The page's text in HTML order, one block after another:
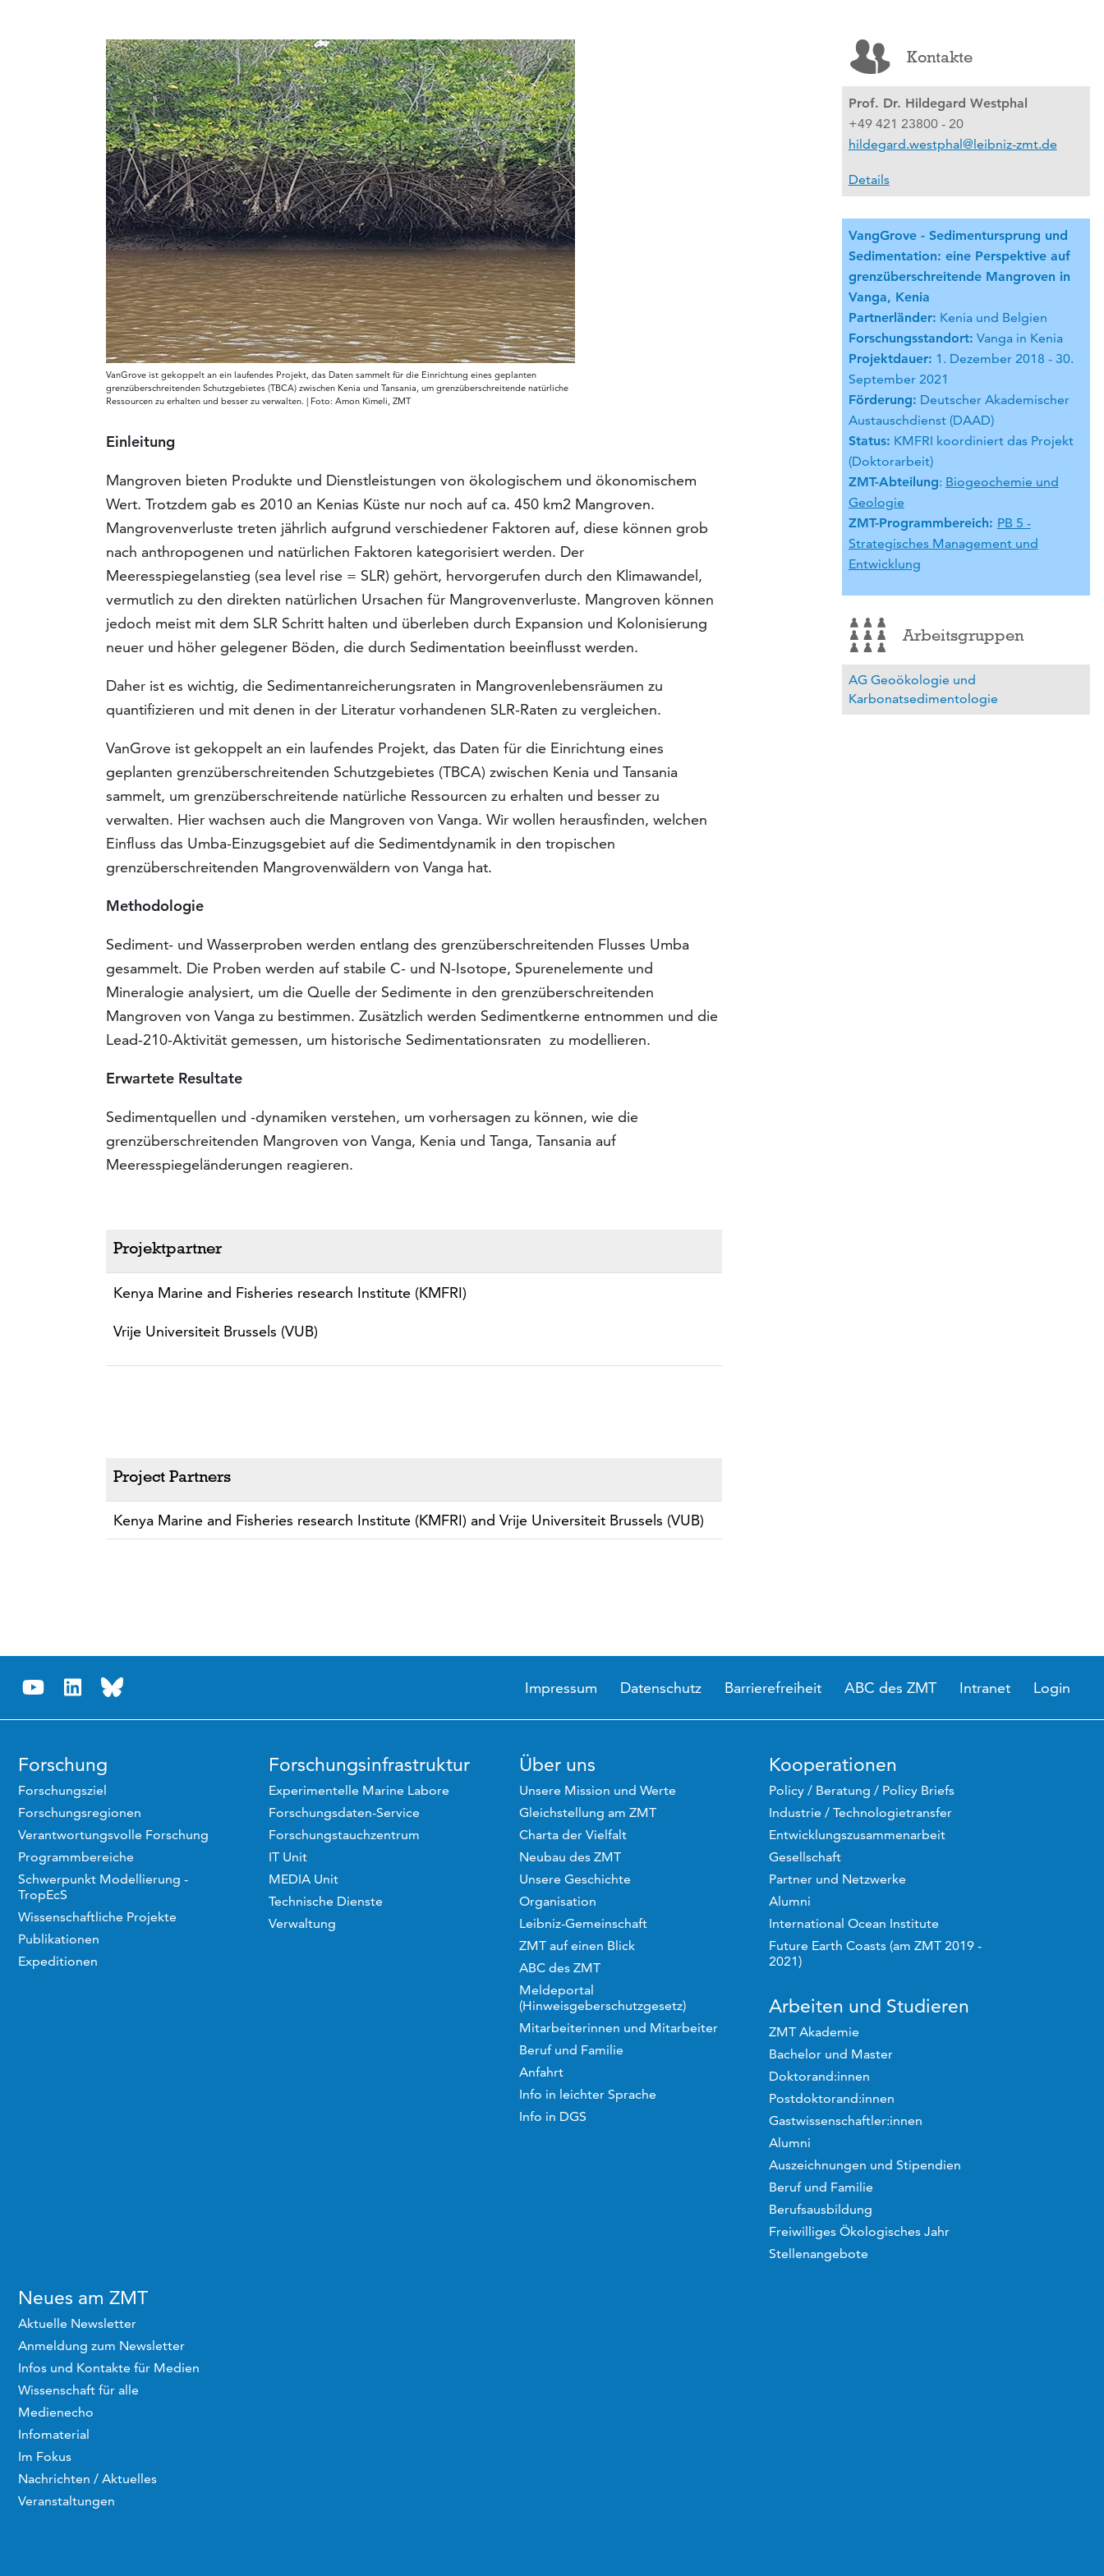
VanGrove ist gekoppelt an ein laufendes Projekt, das Daten sammelt für die Einrichtung eines geplanten
grenzüberschreitenden Schutzgebietes (TBCA) zwischen Kenia und Tansania, um grenzüberschreitende natürliche
Ressourcen zu erhalten und besser zu verwalten. | Foto: Amon Kimeli, ZMT
Einleitung
Mangroven bieten Produkte und Dienstleistungen von ökologischem und ökonomischem
Wert. Trotzdem gab es 2010 an Kenias Küste nur noch auf ca. 450 km2 Mangroven.
Mangrovenverluste treten jährlich aufgrund verschiedener Faktoren auf, diese können grob
nach anthropogenen und natürlichen Faktoren kategorisiert werden. Der
Meeresspiegelanstieg (sea level rise = SLR) gehört, hervorgerufen durch den Klimawandel,
vermutlich zu den direkten natürlichen Ursachen für Mangrovenverluste. Mangroven können
jedoch meist mit dem SLR Schritt halten und überleben durch Expansion und Kolonisierung
neuer und höher gelegener Böden, die durch Sedimentation beeinflusst werden.
Daher ist es wichtig, die Sedimentanreicherungsraten in Mangrovenlebensräumen zu
quantifizieren und mit denen in der Literatur vorhandenen SLR-Raten zu vergleichen.
VanGrove ist gekoppelt an ein laufendes Projekt, das Daten für die Einrichtung eines
geplanten grenzüberschreitenden Schutzgebietes (TBCA) zwischen Kenia und Tansania
sammelt, um grenzüberschreitende natürliche Ressourcen zu erhalten und besser zu
verwalten. Hier wachsen auch die Mangroven von Vanga. Wir wollen herausfinden, welchen
Einfluss das Umba-Einzugsgebiet auf die Sedimentdynamik in den tropischen
grenzüberschreitenden Mangrovenwäldern von Vanga hat.
Methodologie
Sediment- und Wasserproben werden entlang des grenzüberschreitenden Flusses Umba
gesammelt. Die Proben werden auf stabile C- und N-Isotope, Spurenelemente und
Mineralogie analysiert, um die Quelle der Sedimente in den grenzüberschreitenden
Mangroven von Vanga zu bestimmen. Zusätzlich werden Sedimentkerne entnommen und die
Lead-210-Aktivität gemessen, um historische Sedimentationsraten zu modellieren.
Erwartete Resultate
Sedimentquellen und -dynamiken verstehen, um vorhersagen zu können, wie die
grenzüberschreitenden Mangroven von Vanga, Kenia und Tanga, Tansania auf
Meeresspiegeländerungen reagieren.
Projektpartner
Kenya Marine and Fisheries research Institute (KMFRI)
Vrije Universiteit Brussels (VUB)
Project Partners
Kenya Marine and Fisheries research Institute (KMFRI) and Vrije Universiteit Brussels (VUB)
Kontakte
Prof. Dr. Hildegard Westphal
+49 421 23800 - 20
hildegard.westphal@leibniz-zmt.de
Details
VangGrove - Sedimentursprung und
Sedimentation: eine Perspektive auf
grenzüberschreitende Mangroven in
Vanga, Kenia
Partnerländer: Kenia und Belgien
Forschungsstandort: Vanga in Kenia
Projektdauer: 1. Dezember 2018 - 30.
September 2021
Förderung: Deutscher Akademischer
Austauschdienst (DAAD)
Status: KMFRI koordiniert das Projekt
(Doktorarbeit)
ZMT-Abteilung: Biogeochemie und
Geologie
ZMT-Programmbereich: PB 5 -
Strategisches Management und
Entwicklung
Arbeitsgruppen
AG Geoökologie und
Karbonatsedimentologie
Impressum Datenschutz Barrierefreiheit ABC des ZMT Intranet Login
Forschung
Forschungsziel
Forschungsregionen
Verantwortungsvolle Forschung
Programmbereiche
Schwerpunkt Modellierung -
TropEcS
Wissenschaftliche Projekte
Publikationen
Expeditionen
Forschungsinfrastruktur
Experimentelle Marine Labore
Forschungsdaten-Service
Forschungstauchzentrum
IT Unit
MEDIA Unit
Technische Dienste
Verwaltung
Über uns
Unsere Mission und Werte
Gleichstellung am ZMT
Charta der Vielfalt
Neubau des ZMT
Unsere Geschichte
Organisation
Leibniz-Gemeinschaft
ZMT auf einen Blick
ABC des ZMT
Meldeportal
(Hinweisgeberschutzgesetz)
Mitarbeiterinnen und Mitarbeiter
Beruf und Familie
Anfahrt
Info in leichter Sprache
Info in DGS
Kooperationen
Policy / Beratung / Policy Briefs
Industrie / Technologietransfer
Entwicklungszusammenarbeit
Gesellschaft
Partner und Netzwerke
Alumni
International Ocean Institute
Future Earth Coasts (am ZMT 2019 -
2021)
Arbeiten und Studieren
ZMT Akademie
Bachelor und Master
Doktorand:innen
Postdoktorand:innen
Gastwissenschaftler:innen
Alumni
Auszeichnungen und Stipendien
Beruf und Familie
Berufsausbildung
Freiwilliges Ökologisches Jahr
Stellenangebote
Neues am ZMT
Aktuelle Newsletter
Anmeldung zum Newsletter
Infos und Kontakte für Medien
Wissenschaft für alle
Medienecho
Infomaterial
Im Fokus
Nachrichten / Aktuelles
Veranstaltungen